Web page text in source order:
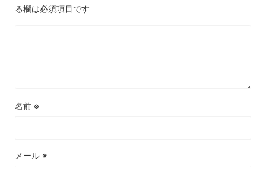
る欄は必須項目です
名前 ※
メール ※